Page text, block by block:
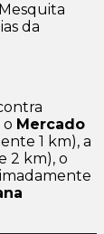
da
o Mercado
1 km), a
2 km), o